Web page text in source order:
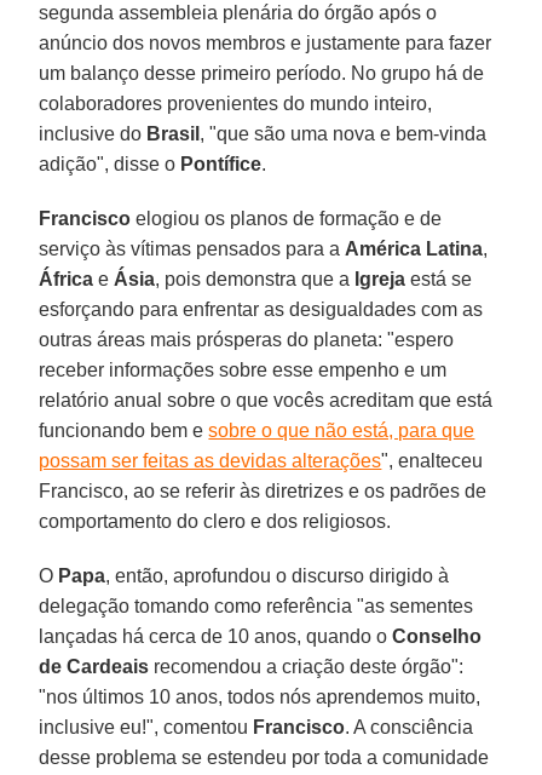
segunda assembleia plenária do órgão após o
anúncio dos novos membros e justamente para fazer
um balanço desse primeiro período. No grupo há de
colaboradores provenientes do mundo inteiro,
inclusive do Brasil , "que são uma nova e bem-vinda
adição", disse o Pontífice.
Francisco elogiou os planos de formação e de
serviço às vítimas pensados para a América Latina,
África e Ásia, pois demonstra que a Igreja está se
esforçando para enfrentar as desigualdades com as
outras áreas mais prósperas do planeta: "espero
receber informações sobre esse empenho e um
relatório anual sobre o que vocês acreditam que está
funcionando bem esobre o que não está, para que
possam ser feitas as devidas alterações", enalteceu
Francisco, ao se referir às diretrizes e os padrões de
comportamento do clero e dos religiosos.
O Papa, então, aprofundou o discurso dirigido à
delegação tomando como referência "as sementes
lançadas há cerca de 10 anos, quando oConselho
de Cardeais recomendou a criação deste órgão":
"nos últimos 10 anos, todos nós aprendemos muito,
inclusive eu!", comentou Francisco. A consciência
desse problema se estendeu por toda a comunidade